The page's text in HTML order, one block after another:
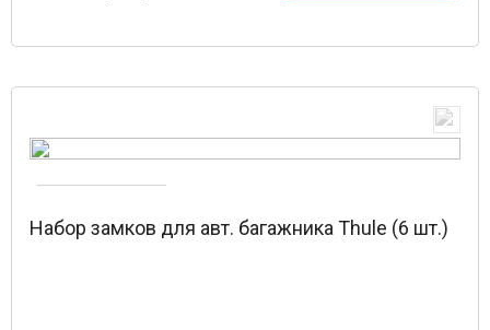
Набор замков для авт. багажника Thule (6 шт.)